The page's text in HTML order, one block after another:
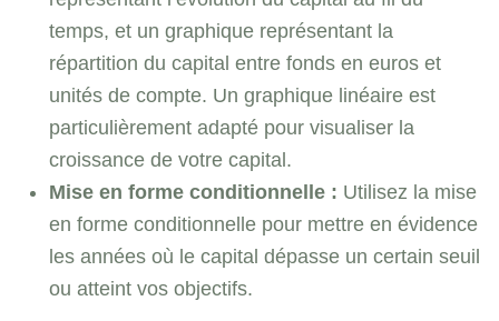
temps, et un graphique représentant la
répartition du capital entre fonds en euros et
unités de compte. Un graphique linéaire est
particulièrement adapté pour visualiser la
croissance de votre capital.
Mise en forme conditionnelle : Utilisez la mise
en forme conditionnelle pour mettre en évidence
les années où le capital dépasse un certain seuil
ou atteint vos objectifs.